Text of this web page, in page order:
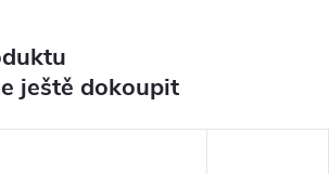
ještě dokoupit